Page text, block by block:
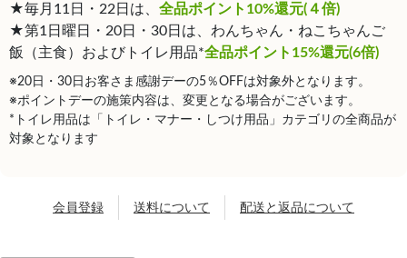
★毎月11日・22日は、 全品ポイント10%還元(４倍)
★第1日曜日・20日・30日は、わんちゃん・ねこちゃんご
飯（主食）およびトイレ用品*全品ポイント15%還元(6倍)
※20日・30日お客さま感謝デーの5％OFFは対象外となります。
※ポイントデーの施策内容は、変更となる場合がございます。
*トイレ用品は「トイレ・マナー・しつけ用品」カテゴリの全商品が
対象となります
会員登録 送料について 配送と返品について